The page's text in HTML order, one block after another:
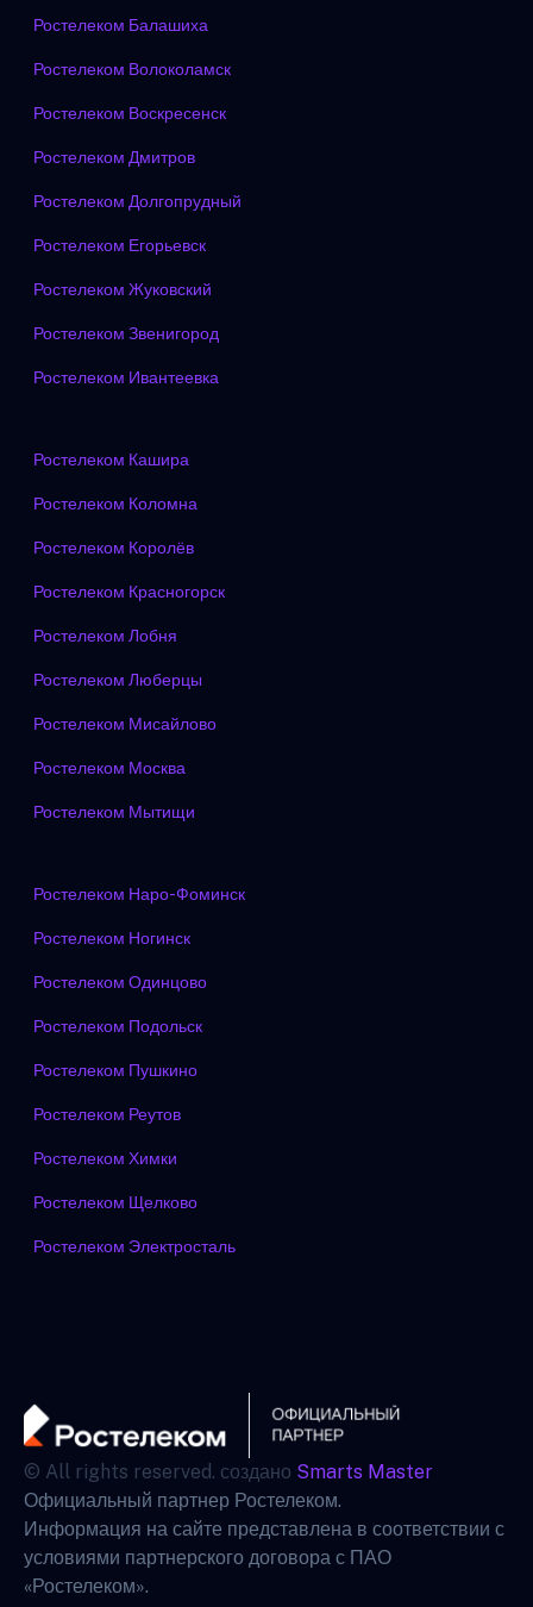
Ростелеком Балашиха
Ростелеком Волоколамск
Ростелеком Воскресенск
Ростелеком Дмитров
Ростелеком Долгопрудный
Ростелеком Егорьевск
Ростелеком Жуковский
Ростелеком Звенигород
Ростелеком Ивантеевка
Ростелеком Кашира
Ростелеком Коломна
Ростелеком Королёв
Ростелеком Красногорск
Ростелеком Лобня
Ростелеком Люберцы
Ростелеком Мисайлово
Ростелеком Москва
Ростелеком Мытищи
Ростелеком Наро-Фоминск
Ростелеком Ногинск
Ростелеком Одинцово
Ростелеком Подольск
Ростелеком Пушкино
Ростелеком Реутов
Ростелеком Химки
Ростелеком Щелково
Ростелеком Электросталь
© All rights reserved. создано Smarts Master
Официальный партнер Ростелеком.
Информация на сайте представлена в соответствии с
условиями партнерского договора с ПАО
«Ростелеком».